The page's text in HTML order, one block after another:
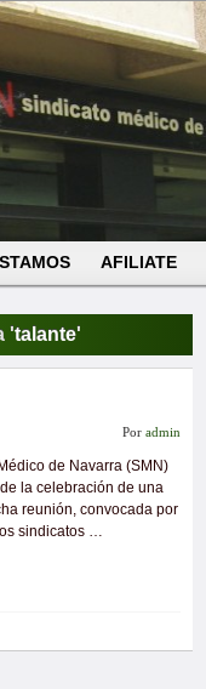
AFILIATE
'talante'
Por admin
de Navarra (SMN)
la celebración de una
reunión, convocada por
sindicatos …